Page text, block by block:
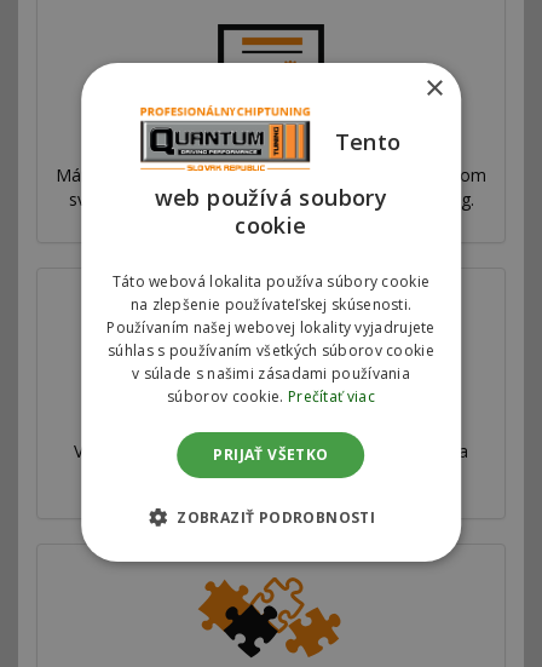
Prečo sme najlepší
Máme sieť pobočiek vo viac ako 53 krajinách po celom
svete. Ponúkame výhradný autorizovaný chiptuning.
Všetky naše úpravy sú veľmi dôkladne testované a
merané na profesionálnej válcovej skúšobni.
×
Tento
web používá soubory
cookie
Táto webová lokalita používa súbory cookie
na zlepšenie používateľskej skúsenosti.
Používaním našej webovej lokality vyjadrujete
súhlas s používaním všetkých súborov cookie
v súlade s našimi zásadami používania
súborov cookie. Prečítať viac
PRIJAŤ VŠETKO
ZOBRAZIŤ PODROBNOSTI